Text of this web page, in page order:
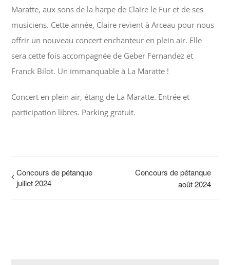
Maratte, aux sons de la harpe de Claire le Fur et de ses
musiciens. Cette année, Claire revient à Arceau pour nous
offrir un nouveau concert enchanteur en plein air. Elle
sera cette fois accompagnée de Geber Fernandez et
Franck Bilot. Un immanquable à La Maratte !
Concert en plein air, étang de La Maratte. Entrée et
participation libres. Parking gratuit.
Concours de pétanque
juillet 2024
Concours de pétanque
août 2024